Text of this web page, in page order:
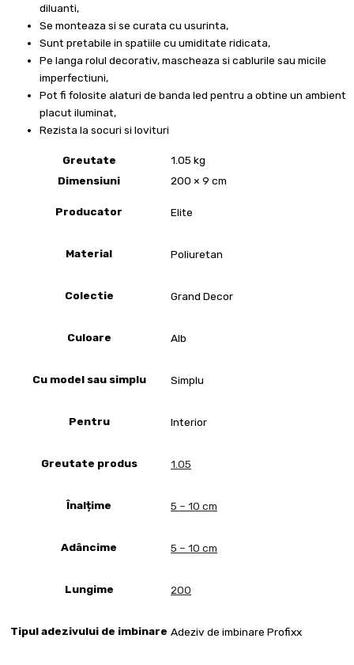
diluanti,
Se monteaza si se curata cu usurinta,
Sunt pretabile in spatiile cu umiditate ridicata,
Pe langa rolul decorativ, mascheaza si cablurile sau micile
imperfectiuni,
Pot fi folosite alaturi de banda led pentru a obtine un ambient
placut iluminat,
Rezista la socuri si lovituri
Greutate
1.05 kg
Dimensiuni
200 × 9 cm
Producator Elite
Material Poliuretan
Colectie Grand Decor
Culoare Alb
Cu model sau simplu Simplu
Pentru Interior
Greutate produs 1.05
Înalțime 5 – 10 cm
Adâncime 5 – 10 cm
Lungime 200
Tipul adezivului de imbinare Adeziv de imbinare Profixx